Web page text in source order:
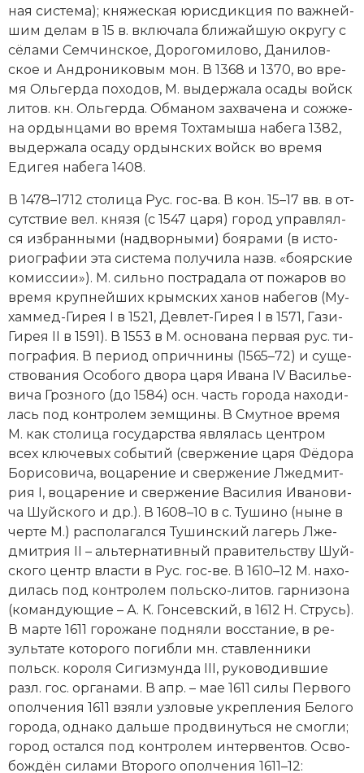
ная сис­те­ма); кня­же­ская юрис­дик­ция по важ­ней­
шим де­лам в 15 в. вклю­ча­ла бли­жай­шую ок­ру­гу с
сё­ла­ми Сем­чин­ское, До­ро­го­ми­ло­во, Да­ни­лов­
ское и Ан­д­ро­ни­ко­вым мон. В 1368 и 1370, во вре­
мя Оль­гер­да по­хо­дов, М. вы­дер­жа­ла оса­ды войск
ли­тов. кн. Оль­гер­да. Об­ма­ном за­хва­че­на и со­жже­
на ор­дын­ца­ми во вре­мя Тох­та­мы­ша на­бе­га 1382,
вы­дер­жа­ла оса­ду ор­дын­ских войск во вре­мя
Еди­гея на­бе­га 1408.
В 1478–1712 сто­ли­ца Рус. гос-ва. В кон. 15–17 вв. в от­
сут­ст­вие вел. кня­зя (с 1547 ца­ря) го­род управ­лял­
ся из­бран­ны­ми (над­вор­ны­ми) боя­ра­ми (в ис­то­
рио­гра­фии эта сис­те­ма по­лу­чи­ла назв. «бо­яр­ские
ко­мис­сии»). М. силь­но по­стра­да­ла от по­жа­ров во
вре­мя круп­ней­ших крым­ских ха­нов на­бе­гов (Му­
хам­мед-Ги­рея I в 1521, Дев­лет-Ги­рея I в 1571, Га­зи-
Ги­рея II в 1591). В 1553 в М. ос­но­вана пер­вая рус. ти­
по­гра­фия. В пе­ри­од оп­рич­ни­ны (1565–72) и су­ще­
ст­во­ва­ния Осо­бо­го дво­ра ца­ря Ива­на IV Ва­силь­е­
ви­ча Гроз­но­го (до 1584) осн. часть го­ро­да на­хо­ди­
лась под кон­тро­лем зем­щи­ны. В Смут­ное вре­мя
М. как сто­ли­ца го­судар­ст­ва яв­ля­лась цен­тром
всех клю­че­вых со­бы­тий (свер­же­ние ца­ря Фё­до­ра
Бо­ри­со­ви­ча, во­ца­ре­ние и свер­же­ние Лже­дмит­
рия I, во­ца­ре­ние и свер­же­ние Ва­си­лия Ива­но­ви­
ча Шуй­ско­го и др.). В 1608–10 в с. Ту­ши­но (ны­не в
чер­те М.) рас­по­ла­гал­ся Ту­шин­ский ла­герь Лже­
дмит­рия II – аль­тер­на­тив­ный пра­ви­тель­ст­ву Шуй­
ско­го центр вла­сти в Рус. гос-ве. В 1610–12 М. на­хо­
ди­лась под кон­тро­лем поль­ско-ли­тов. гар­ни­зо­на
(ко­ман­дую­щие – А. К. Гон­сев­ский, в 1612 Н. Струсь).
В мар­те 1611 го­ро­жа­не под­ня­ли вос­ста­ние, в ре­
зуль­та­те ко­то­ро­го по­гиб­ли мн. став­лен­ни­ки
польск. ко­ро­ля Си­гиз­мун­да III, ру­ко­во­див­шие
разл. гос. ор­га­на­ми. В апр. – мае 1611 си­лы Пер­во­го
опол­че­ния 1611 взя­ли уз­ло­вые ук­ре­п­ления Бе­ло­го
го­ро­да, од­на­ко даль­ше про­дви­нуть­ся не смог­ли;
го­род ос­тал­ся под кон­тро­лем ин­тер­вен­тов. Ос­во­
бо­ж­дён си­ла­ми Вто­ро­го опол­че­ния 1611–12: